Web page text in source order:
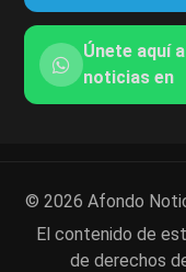
Únete aquí
noticias en
© 2026 Afondo
El contenido de
de derechos